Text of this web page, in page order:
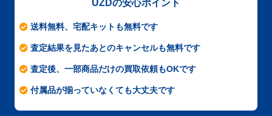
UZDの安心ポイント
送料無料、宅配キットも無料です
査定結果を見たあとのキャンセルも無料です
査定後、一部商品だけの買取依頼もOKです
付属品が揃っていなくても大丈夫です